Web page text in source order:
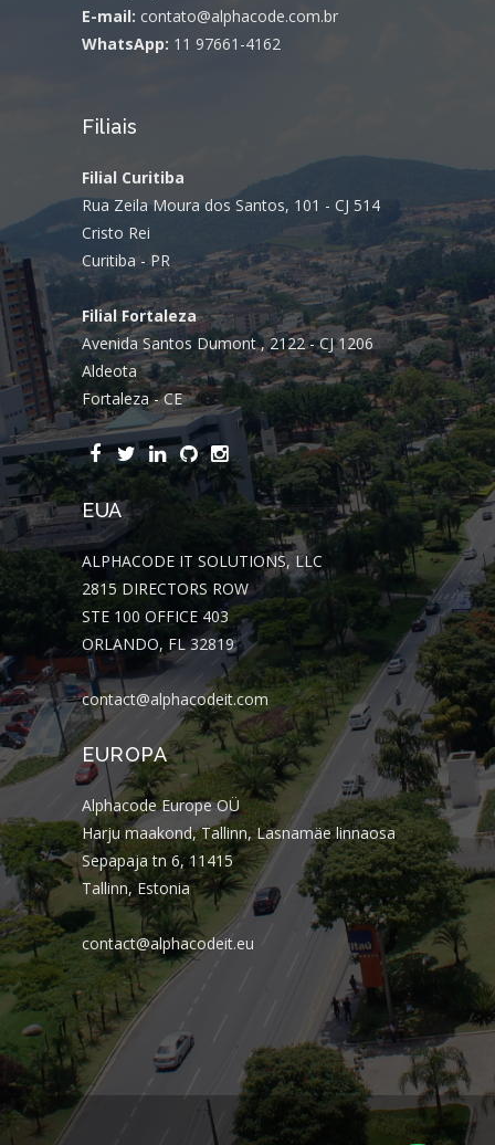
E-mail: contato@alphacode.com.br
WhatsApp: 11 97661-4162
Filiais
Filial Curitiba
Rua Zeila Moura dos Santos, 101 - CJ 514
Cristo Rei
Curitiba - PR
Filial Fortaleza
Avenida Santos Dumont , 2122 - CJ 1206
Aldeota
Fortaleza - CE
EUA
ALPHACODE IT SOLUTIONS, LLC
2815 DIRECTORS ROW
STE 100 OFFICE 403
ORLANDO, FL 32819
contact@alphacodeit.com
EUROPA
Alphacode Europe OÜ
Harju maakond, Tallinn, Lasnamäe linnaosa
Sepapaja tn 6, 11415
Tallinn, Estonia
contact@alphacodeit.eu